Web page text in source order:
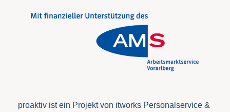
proaktiv ist ein Projekt von itworks Personalservice &